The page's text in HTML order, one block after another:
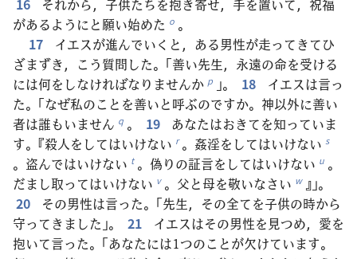
16
それから，子供たちを抱き寄せ，手を置いて，祝福
があるようにと願い始めた o 。
17
イエスが進んでいくと，ある男性が走ってきてひ
ざまずき，こう質問した。「善い先生，永遠の命を受ける
には何をしなければなりませんか p 」。 18
イエスは言っ
た。「なぜ私のことを善いと呼ぶのですか。神以外に善い
者は誰もいません q 。 19
あなたはおきてを知っていま
す。『殺人をしてはいけない r 。姦淫をしてはいけない s
。盗んではいけない t 。偽りの証言をしてはいけない u 。
だまし取ってはいけない v 。父と母を敬いなさい w 』」。
20
その男性は言った。「先生，その全てを子供の時から
守ってきました」。
21
イエスはその男性を見つめ，愛を
抱いて言った。「あなたには1つのことが欠けています。